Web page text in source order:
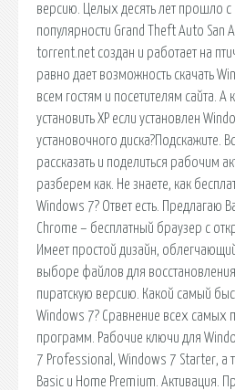
версию. Целых десять лет прошло
популярности Grand Theft Auto San
torrent.net создан и работает на
равно дает возможность скачать
всем гостям и посетителям сайта. А
установить ХР если установлен
установочного диска?Подскажите.
рассказать и поделиться рабочим
разберем как. Не знаете, как
Windows 7? Ответ есть. Предлагаю
Chrome – бесплатный браузер с
Имеет простой дизайн,
выборе файлов для
пиратскую версию. Какой самый
Windows 7? Сравнение всех самых
программ. Рабочие ключи для
7 Professional, Windows 7 Starter, а
Basic и Home Premium. Активация.